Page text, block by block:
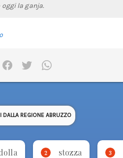
oggi la ganja.
DALLA REGIONE ABRUZZO
2 stozza 3